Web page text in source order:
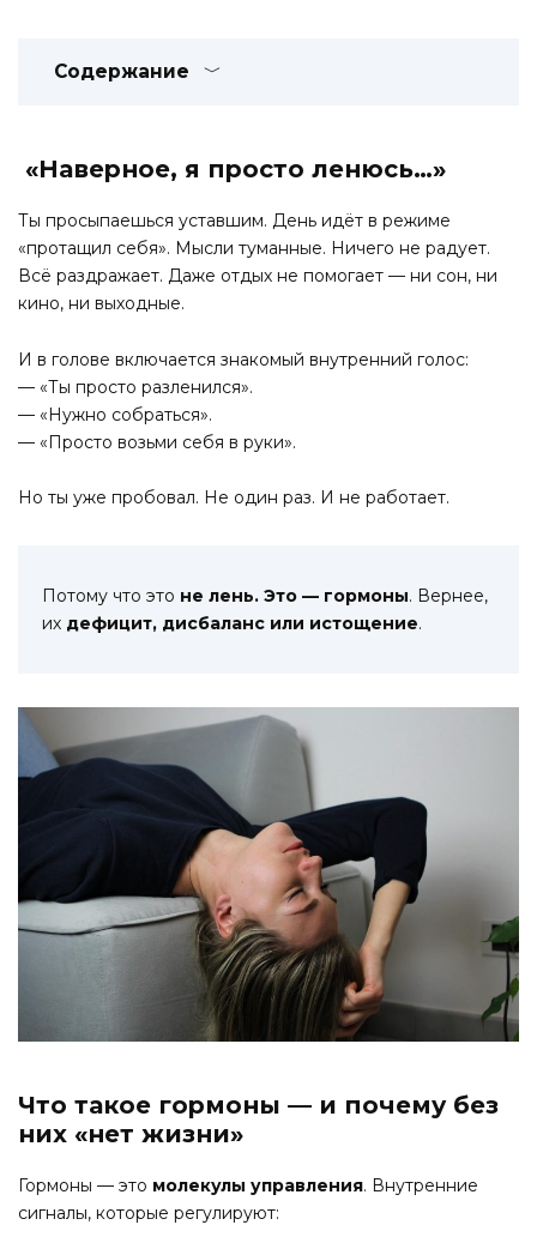
Содержание
«Наверное, я просто ленюсь…»
Ты просыпаешься уставшим. День идёт в режиме
«протащил себя». Мысли туманные. Ничего не радует.
Всё раздражает. Даже отдых не помогает — ни сон, ни
кино, ни выходные.
И в голове включается знакомый внутренний голос:
— «Ты просто разленился».
— «Нужно собраться».
— «Просто возьми себя в руки».
Но ты уже пробовал. Не один раз. И не работает.
Потому что это не лень. Это — гормоны. Вернее,
их дефицит, дисбаланс или истощение.
Что такое гормоны — и почему без
них «нет жизни»
Гормоны — это молекулы управления. Внутренние
сигналы, которые регулируют: